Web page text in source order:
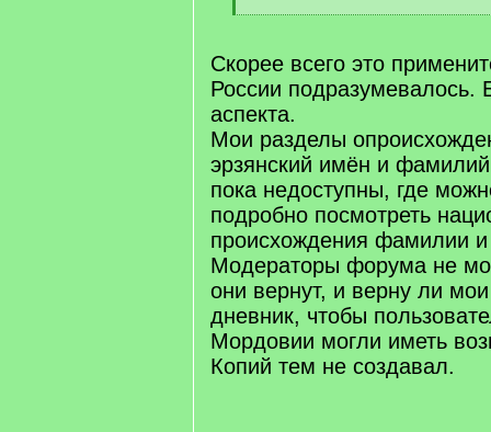
[
q
]
Скорее всего это
России подразумевалось.
аспекта.
Мои разделы
эрзянский имён и
пока недоступны, где
подробно посмотреть
происхождения фамилии и
Модераторы форума не
они вернут, и верну ли
дневник, чтобы
Мордовии могли иметь
Копий тем не создавал.